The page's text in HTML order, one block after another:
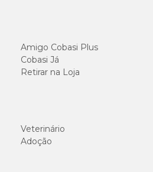
Amigo Cobasi Plus
Cobasi Já
Retirar na Loja
Veterinário
Adoção